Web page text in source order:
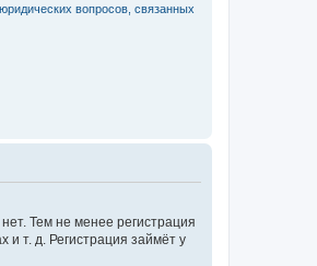
вопросов, связанных
Тем не менее регистрация
т. д. Регистрация займёт у